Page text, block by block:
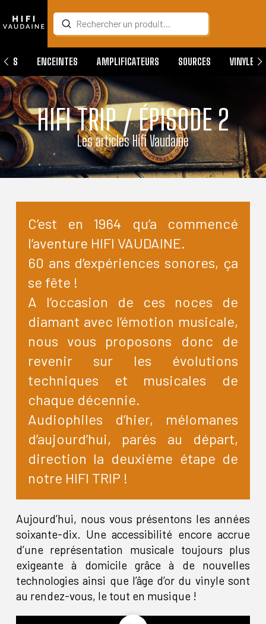
Search
Submit
ENCEINTES AMPLIFICATEURS SOURCES VINYLES
HIFI TRIP / ÉPISODE 2
Les articles Hifi Vaudaine
C’est en 1964 qu’a commencé
l’aventure HIFI VAUDAINE.
60 ans d’expériences sonores, ça
se fête !
A l’occasion de ces noces de
diamant avec l’émotion musicale,
nous vous proposons donc de
revenir sur les évolutions
techniques et musicales de
chaque décennie.
Audiophiles d’hier, mélomanes
d’aujourd’hui, parés au départ,
direction la deuxième étape de
notre HIFI TRIP !
Aujourd’hui, nous vous présentons les années
soixante-dix. Une accessibilité encore accrue
d’une représentation musicale toujours plus
exigeante à domicile grâce à de nouvelles
technologies ainsi que l’âge d’or du vinyle sont
au rendez-vous, le tout en musique !